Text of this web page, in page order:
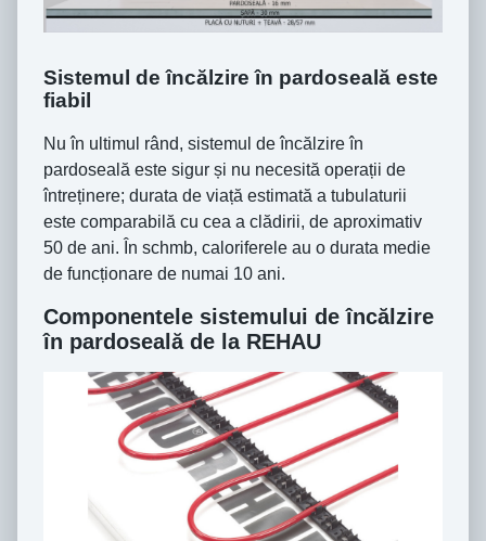
Sistemul de încălzire în pardoseală este
fiabil
Nu în ultimul rând, sistemul de încălzire în
pardoseală este sigur și nu necesită operații de
întreținere; durata de viață estimată a tubulaturii
este comparabilă cu cea a clădirii, de aproximativ
50 de ani. În schmb, caloriferele au o durata medie
de funcționare de numai 10 ani.
Componentele sistemului de încălzire
în pardoseală de la REHAU